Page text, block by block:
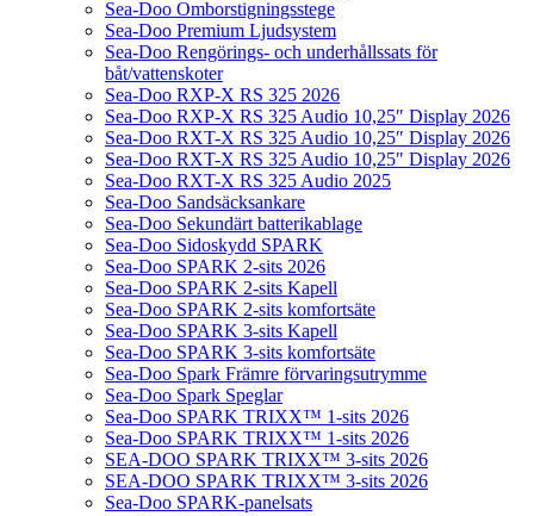
Sea-Doo Omborstigningsstege
Sea-Doo Premium Ljudsystem
Sea-Doo Rengörings- och underhållssats för
båt/vattenskoter
Sea-Doo RXP-X RS 325 2026
Sea-Doo RXP-X RS 325 Audio 10,25″ Display 2026
Sea-Doo RXT-X RS 325 Audio 10,25″ Display 2026
Sea-Doo RXT-X RS 325 Audio 10,25″ Display 2026
Sea-Doo RXT-X RS 325 Audio 2025
Sea-Doo Sandsäcksankare
Sea-Doo Sekundärt batterikablage
Sea-Doo Sidoskydd SPARK
Sea-Doo SPARK 2-sits 2026
Sea-Doo SPARK 2-sits Kapell
Sea-Doo SPARK 2-sits komfortsäte
Sea-Doo SPARK 3-sits Kapell
Sea-Doo SPARK 3-sits komfortsäte
Sea-Doo Spark Främre förvaringsutrymme
Sea-Doo Spark Speglar
Sea-Doo SPARK TRIXX™ 1-sits 2026
Sea-Doo SPARK TRIXX™ 1-sits 2026
SEA-DOO SPARK TRIXX™ 3-sits 2026
SEA-DOO SPARK TRIXX™ 3-sits 2026
Sea-Doo SPARK-panelsats